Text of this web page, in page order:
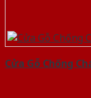
Cửa Gỗ Chống